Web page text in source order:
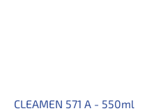
CLEAMEN 571 A - 550ml